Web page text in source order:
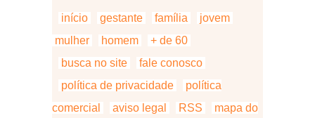
início gestante família
jovem
mulher
homem
+ de 60
busca no site
fale conosco
política de privacidade
política
comercial
aviso legal RSS mapa do